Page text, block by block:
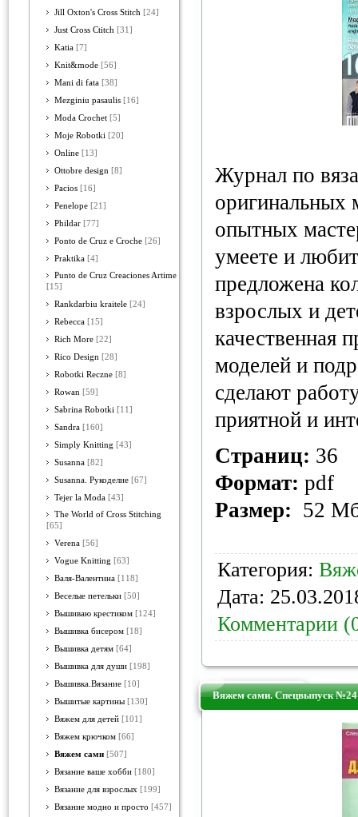
Jill Oxton's Cross Stitch [24]
Just Cross Ctitch [31]
Katia [7]
Knit&mode [56]
Mani di fata [38]
Mezginiu pasaulis [16]
Moda Crochet [5]
Moje Robotki [20]
Online [13]
Ottobre design [8]
Pacios [16]
Penelope [21]
Phildar [77]
Ponto de Cruz e Croche [26]
Praktika [4]
Punto de Cruz Creaciones Artime
[15]
Rankdarbiu kraitele [24]
Rebecca [15]
Rich More [22]
Rico Design [28]
Robotki Reczne [8]
Rowan [59]
Sabrina Robotki [11]
Sandra [160]
Simply Knitting [43]
Susanna [82]
Susanna. Рукоделие [67]
Tejer la Moda [43]
The World of Cross Stitching
[65]
Verena [56]
Vogue Knitting [63]
Валя-Валентина [118]
Веселые петельки [50]
Вышиваю крестиком [124]
Вышивка бисером [18]
Вышивка детям [64]
Вышивка для души [198]
Вышивка.Вязание [10]
Вышитые картины [130]
Вяжем для детей [101]
Вяжем крючком [66]
Вяжем сами [507]
Вязание ваше хобби [180]
Вязание для взрослых [199]
Вязание модно и просто [457]
Журнал по
оригинальных
опытных
умеете и
предложена
взрослых и
качественная
моделей и
сделают
приятной и
Страниц: 36
Формат: pdf
Размер: 52
Категория:
Дата:
Комментарии
Вяжем сами. Спецвыпуск №24